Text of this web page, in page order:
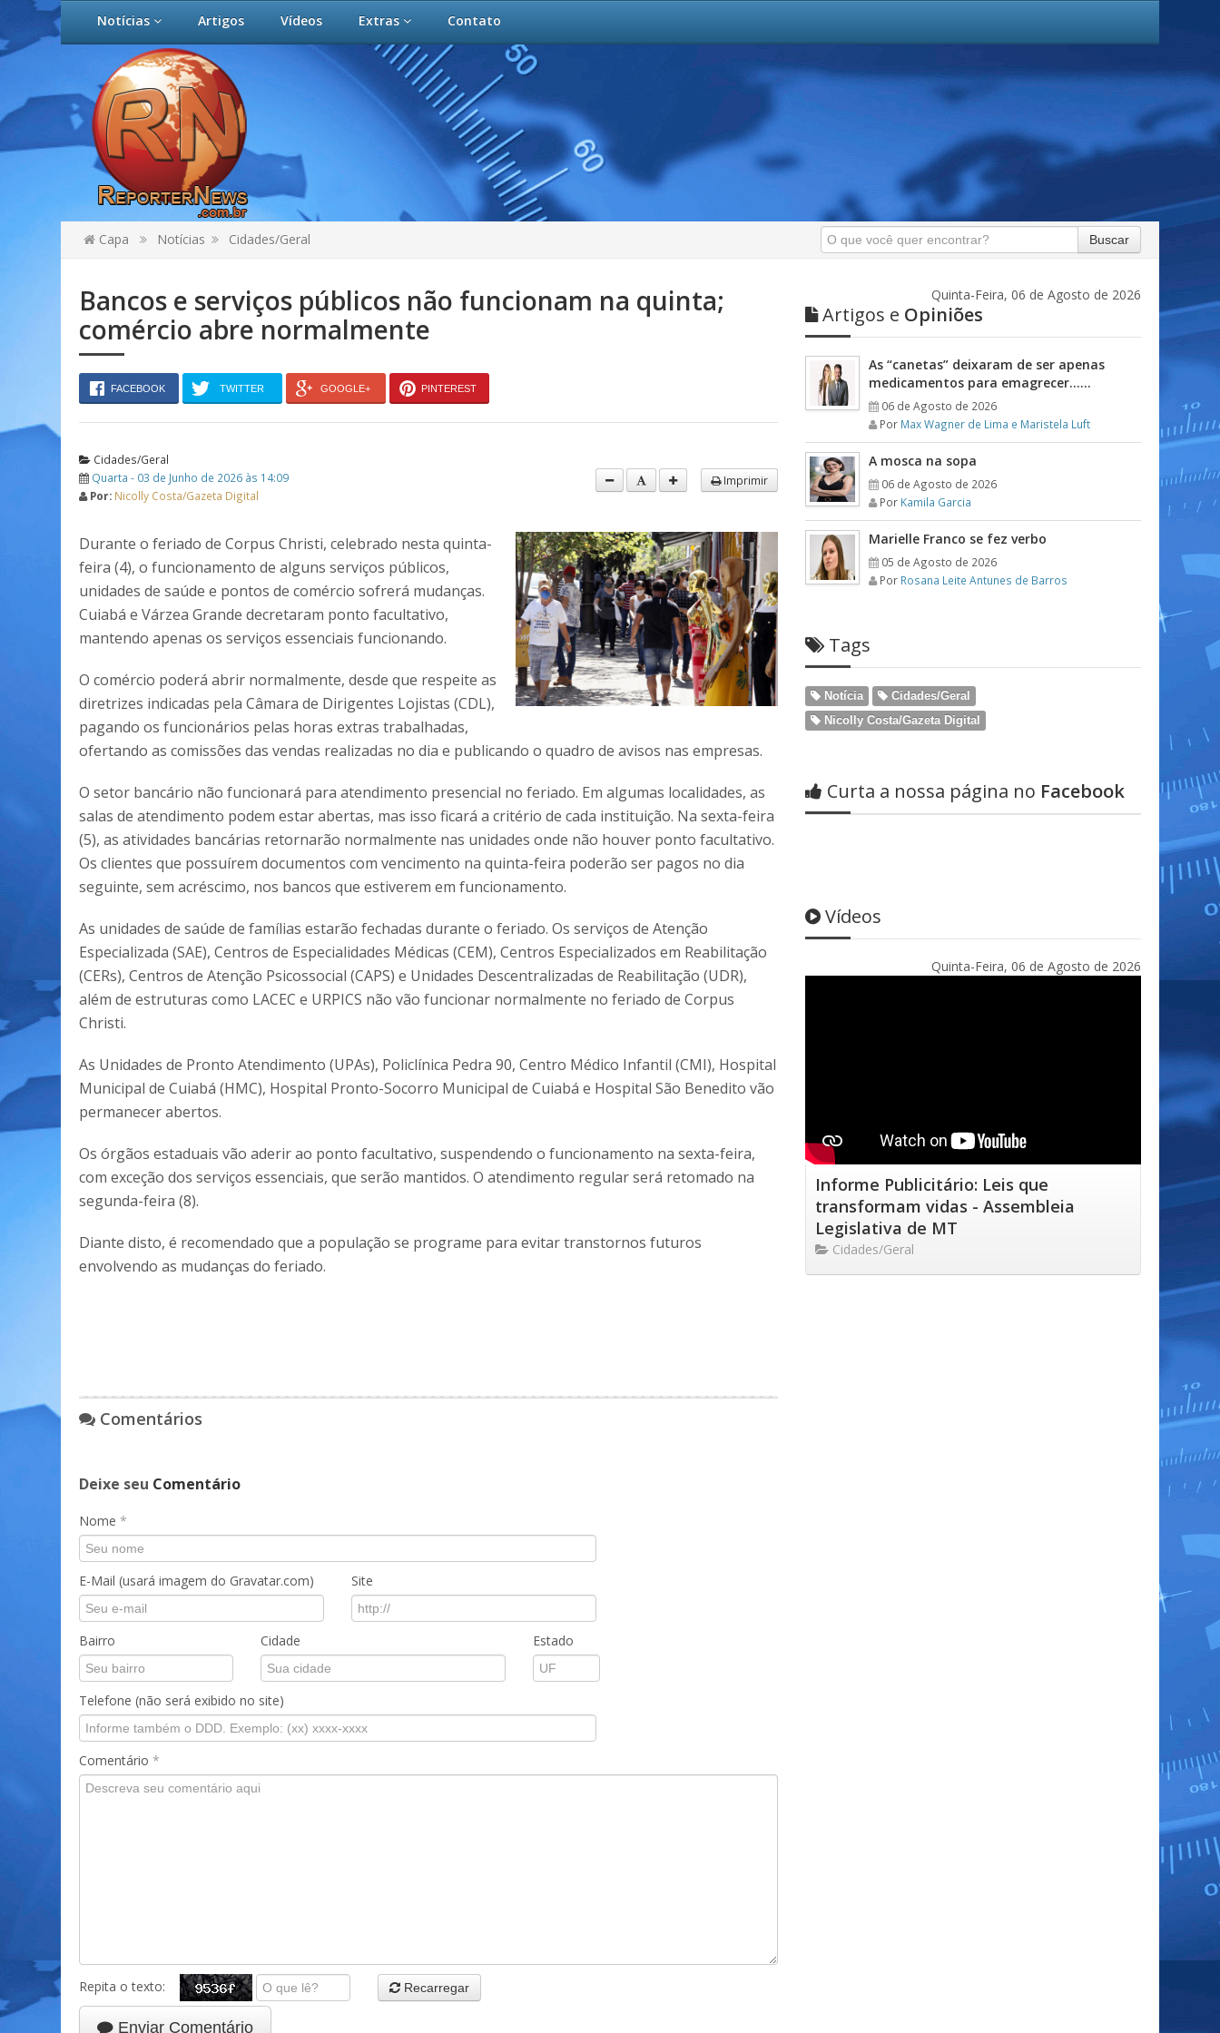
Notícias Artigos Vídeos Extras Contato
Capa Notícias Cidades/Geral Buscar
Bancos e serviços públicos não funcionam na quinta;
comércio abre normalmente
FACEBOOK TWITTER GOOGLE+ PINTEREST
Cidades/Geral
Quarta - 03 de Junho de 2026 às 14:09
Por: Nicolly Costa/Gazeta Digital
Imprimir
Durante o feriado de Corpus Christi, celebrado nesta quinta-
feira (4), o funcionamento de alguns serviços públicos,
unidades de saúde e pontos de comércio sofrerá mudanças.
Cuiabá e Várzea Grande decretaram ponto facultativo,
mantendo apenas os serviços essenciais funcionando.
O comércio poderá abrir normalmente, desde que respeite as
diretrizes indicadas pela Câmara de Dirigentes Lojistas (CDL),
pagando os funcionários pelas horas extras trabalhadas,
ofertando as comissões das vendas realizadas no dia e publicando o quadro de avisos nas empresas.
O setor bancário não funcionará para atendimento presencial no feriado. Em algumas localidades, as
salas de atendimento podem estar abertas, mas isso ficará a critério de cada instituição. Na sexta-feira
(5), as atividades bancárias retornarão normalmente nas unidades onde não houver ponto facultativo.
Os clientes que possuírem documentos com vencimento na quinta-feira poderão ser pagos no dia
seguinte, sem acréscimo, nos bancos que estiverem em funcionamento.
As unidades de saúde de famílias estarão fechadas durante o feriado. Os serviços de Atenção
Especializada (SAE), Centros de Especialidades Médicas (CEM), Centros Especializados em Reabilitação
(CERs), Centros de Atenção Psicossocial (CAPS) e Unidades Descentralizadas de Reabilitação (UDR),
além de estruturas como LACEC e URPICS não vão funcionar normalmente no feriado de Corpus
Christi.
As Unidades de Pronto Atendimento (UPAs), Policlínica Pedra 90, Centro Médico Infantil (CMI), Hospital
Municipal de Cuiabá (HMC), Hospital Pronto-Socorro Municipal de Cuiabá e Hospital São Benedito vão
permanecer abertos.
Os órgãos estaduais vão aderir ao ponto facultativo, suspendendo o funcionamento na sexta-feira,
com exceção dos serviços essenciais, que serão mantidos. O atendimento regular será retomado na
segunda-feira (8).
Diante disto, é recomendado que a população se programe para evitar transtornos futuros
envolvendo as mudanças do feriado.
Comentários
Deixe seu Comentário
Nome *
E-Mail (usará imagem do Gravatar.com) Site
Bairro Cidade Estado
Telefone (não será exibido no site)
Comentário *
Repita o texto: Recarregar
Enviar Comentário
Quinta-Feira, 06 de Agosto de 2026
Artigos e Opiniões
As “canetas” deixaram de ser apenas
medicamentos para emagrecer……
06 de Agosto de 2026
Por Max Wagner de Lima e Maristela Luft
A mosca na sopa
06 de Agosto de 2026
Por Kamila Garcia
Marielle Franco se fez verbo
05 de Agosto de 2026
Por Rosana Leite Antunes de Barros
Tags
Notícia
Cidades/Geral
Nicolly Costa/Gazeta Digital
Curta a nossa página no Facebook
Vídeos
Quinta-Feira, 06 de Agosto de 2026
Informe Publicitário: Leis que
transformam vidas - Assembleia
Legislativa de MT
Cidades/Geral